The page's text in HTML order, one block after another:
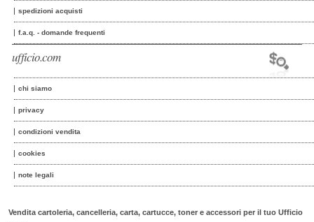
spedizioni acquisti
f.a.q. - domande frequenti
ufficio.com
chi siamo
privacy
condizioni vendita
cookies
note legali
Vendita cartoleria, cancelleria, carta, cartucce, toner e accessori per il tuo Ufficio